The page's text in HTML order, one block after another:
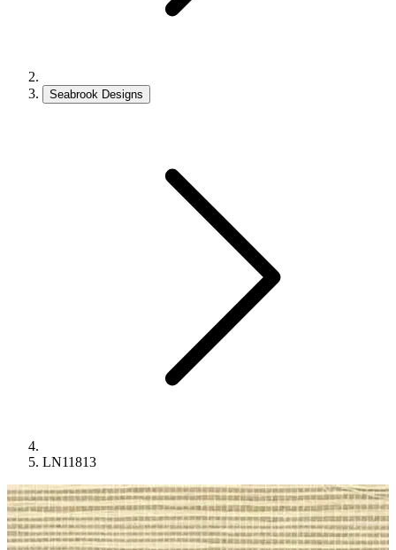
Seabrook Designs
LN11813